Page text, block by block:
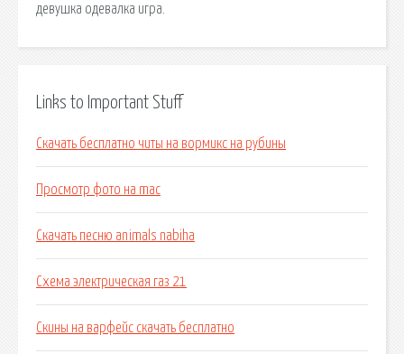
девушка одевалка игра.
Links to Important Stuff
Скачать бесплатно читы на вормикс на рубины
Просмотр фото на mac
Скачать песню animals nabiha
Схема электрическая газ 21
Скины на варфейс скачать бесплатно